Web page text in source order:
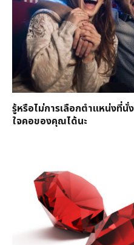
รู้หรือไม่การเลือกตำแหน่งที่นั่
ใจคอของคุณได้นะ